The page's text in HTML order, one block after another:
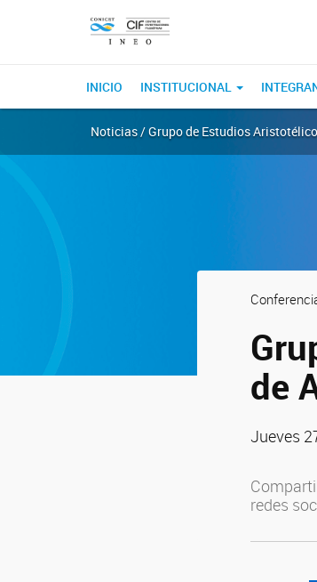
INICIO INSTITUCIONAL
Noticias / Grupo de Estudios
de
Jueves
redes